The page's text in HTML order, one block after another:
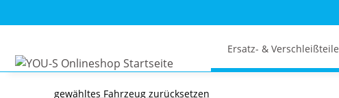
Ersatz- & Verschleißteile
gewähltes Fahrzeug zurücksetzen